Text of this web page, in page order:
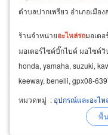
ตำบลปากเพรียว อำเภอเมือ
ร้านจำหน่ายอะไหล่รถมอเตอ
มอเตอร์ไซค์บิ๊กไบค์ มอไซค์วิ
honda, yamaha, suzuki,
keeway, benelli, gpx​ ​08-
เครื่องยนต์ กระเดื่องวาล์ว,
ฝาสูบ, แหวนลูกสูบ, สายระบ
หมวดหมู่ : อุปกรณ์และอะไห